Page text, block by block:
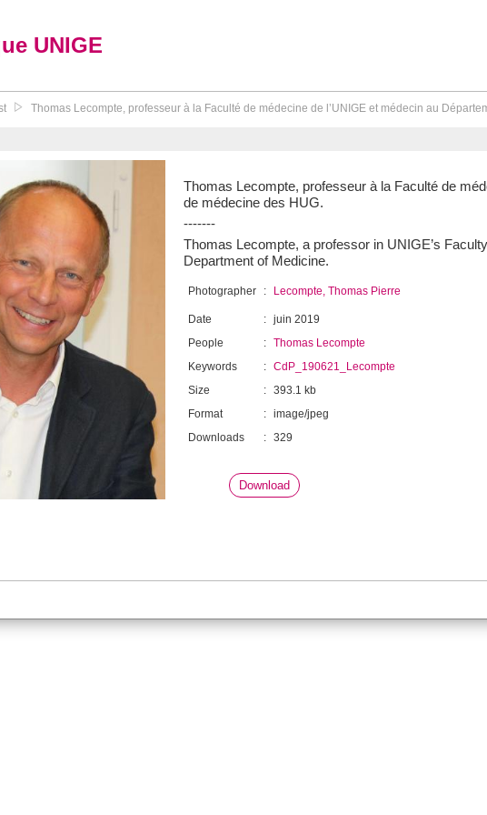
UNIGE
Thomas Lecompte, professeur à la Faculté de médecine de l’UNIGE et médecin au
Thomas Lecompte, professeur à la Faculté de
de médecine des HUG.
-------
Thomas Lecompte, a professor in UNIGE’s
Department of Medicine.
Photographer : Lecompte, Thomas Pierre
Date : juin 2019
People
: Thomas Lecompte
Keywords
: CdP_190621_Lecompte
Size
: 393.1 kb
Format
: image/jpeg
Downloads
: 329
Download